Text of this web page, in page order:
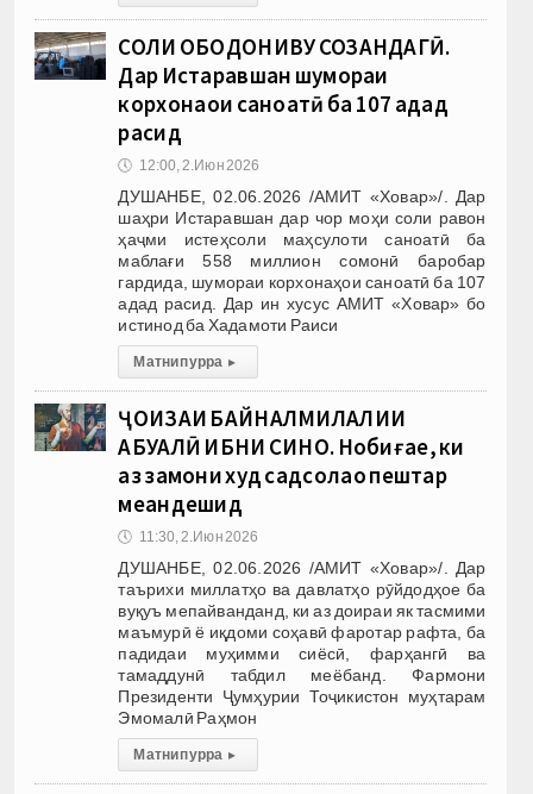
СОЛИ ОБОДОНИВУ СОЗАНДАГӢ.
Дар Истаравшан шумораи
корхонаҳои саноатӣ ба 107 адад
расид
🕔 12:00, 2.Июн 2026
ДУШАНБЕ, 02.06.2026 /АМИТ «Ховар»/. Дар
шаҳри Истаравшан дар чор моҳи соли равон
ҳаҷми истеҳсоли маҳсулоти саноатӣ ба
маблағи 558 миллион сомонӣ баробар
гардида, шумораи корхонаҳои саноатӣ ба 107
адад расид. Дар ин хусус АМИТ «Ховар» бо
истинод ба Хадамоти Раиси
Матни пурра ▸
ҶОИЗАИ БАЙНАЛМИЛАЛИИ
АБУАЛӢ ИБНИ СИНО. Нобиғае, ки
аз замони худ садсолаҳо пештар
меандешид
🕔 11:30, 2.Июн 2026
ДУШАНБЕ, 02.06.2026 /АМИТ «Ховар»/. Дар
таърихи миллатҳо ва давлатҳо рӯйдодҳое ба
вуқуъ мепайванданд, ки аз доираи як тасмими
маъмурӣ ё иқдоми соҳавӣ фаротар рафта, ба
падидаи муҳимми сиёсӣ, фарҳангӣ ва
тамаддунӣ табдил меёбанд. Фармони
Президенти Ҷумҳурии Тоҷикистон муҳтарам
Эмомалӣ Раҳмон
Матни пурра ▸